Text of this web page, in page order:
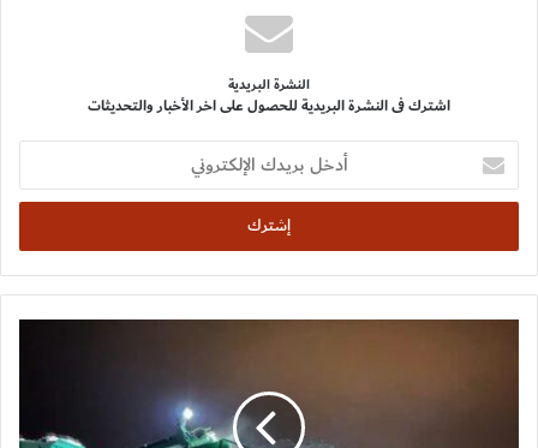
النشرة البريدية
اشترك فى النشرة البريدية للحصول على اخر الأخبار والتحديثات
أدخل
بريدك
الإلكتروني